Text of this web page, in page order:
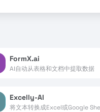
FormX.ai
AI自动从表格和文档中提取数据
Excelly-AI
将文本转换成Excel或Google